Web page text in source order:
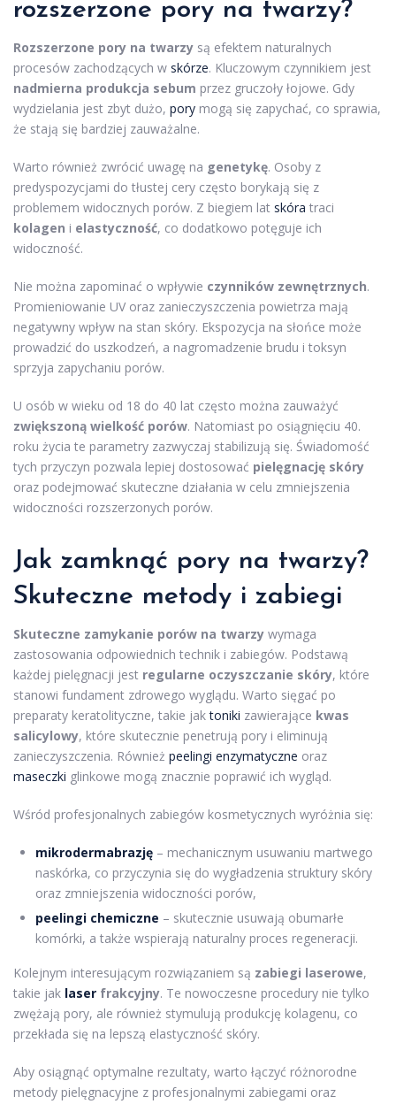
rozszerzone pory na twarzy?
Rozszerzone pory na twarzy są efektem naturalnych
procesów zachodzących w skórze. Kluczowym czynnikiem jest
nadmierna produkcja sebum przez gruczoły łojowe. Gdy
wydzielania jest zbyt dużo, pory mogą się zapychać, co sprawia,
że stają się bardziej zauważalne.
Warto również zwrócić uwagę na genetykę. Osoby z
predyspozycjami do tłustej cery często borykają się z
problemem widocznych porów. Z biegiem lat skóra traci
kolagen i elastyczność, co dodatkowo potęguje ich
widoczność.
Nie można zapominać o wpływie czynników zewnętrznych.
Promieniowanie UV oraz zanieczyszczenia powietrza mają
negatywny wpływ na stan skóry. Ekspozycja na słońce może
prowadzić do uszkodzeń, a nagromadzenie brudu i toksyn
sprzyja zapychaniu porów.
U osób w wieku od 18 do 40 lat często można zauważyć
zwiększoną wielkość porów. Natomiast po osiągnięciu 40.
roku życia te parametry zazwyczaj stabilizują się. Świadomość
tych przyczyn pozwala lepiej dostosować pielęgnację skóry
oraz podejmować skuteczne działania w celu zmniejszenia
widoczności rozszerzonych porów.
Jak zamknąć pory na twarzy?
Skuteczne metody i zabiegi
Skuteczne zamykanie porów na twarzy wymaga
zastosowania odpowiednich technik i zabiegów. Podstawą
każdej pielęgnacji jest regularne oczyszczanie skóry, które
stanowi fundament zdrowego wyglądu. Warto sięgać po
preparaty keratolityczne, takie jaktoniki zawierające kwas
salicylowy, które skutecznie penetrują pory i eliminują
zanieczyszczenia. Również peelingi enzymatyczne oraz
maseczki glinkowe mogą znacznie poprawić ich wygląd.
Wśród profesjonalnych zabiegów kosmetycznych wyróżnia się:
mikrodermabrazję – mechanicznym usuwaniu martwego
naskórka, co przyczynia się do wygładzenia struktury skóry
oraz zmniejszenia widoczności porów,
peelingi chemiczne – skutecznie usuwają obumarłe
komórki, a także wspierają naturalny proces regeneracji.
Kolejnym interesującym rozwiązaniem są zabiegi laserowe,
takie jak laser frakcyjny. Te nowoczesne procedury nie tylko
zwężają pory, ale również stymulują produkcję kolagenu, co
przekłada się na lepszą elastyczność skóry.
Aby osiągnąć optymalne rezultaty, warto łączyć różnorodne
metody pielęgnacyjne z profesjonalnymi zabiegami oraz